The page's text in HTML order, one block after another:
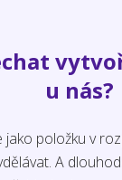
u nás?
jako položku v
A